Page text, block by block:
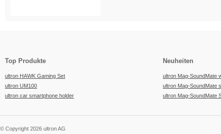
Top Produkte
ultron HAWK Gaming Set
ultron UM100
ultron car smartphone holder
Neuheiten
ultron Mag-SoundMate
ultron Mag-SoundMate
ultron Mag-SoundMate
© Copyright 2026 ultron AG